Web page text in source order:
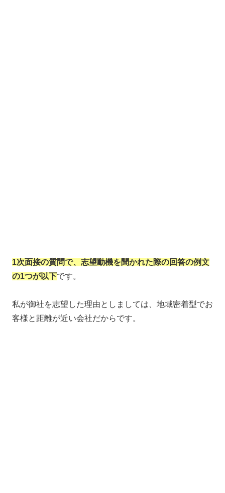
1次面接の質問で、志望動機を聞かれた際の回答の例文
の1つが以下です。
私が御社を志望した理由としましては、地域密着型でお
客様と距離が近い会社だからです。